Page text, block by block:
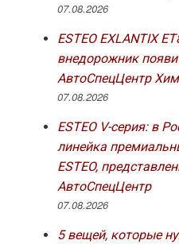
07.08.2026
ESTEO EXLANTIX
внедорожник
АвтоСпецЦентр
07.08.2026
ESTEO V-серия: в
линейка
ESTEO,
АвтоСпецЦентр
07.08.2026
5 вещей, которые